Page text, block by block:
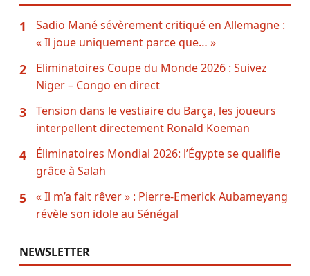
1
Sadio Mané sévèrement critiqué en Allemagne :
« Il joue uniquement parce que… »
2
Eliminatoires Coupe du Monde 2026 : Suivez
Niger – Congo en direct
3
Tension dans le vestiaire du Barça, les joueurs
interpellent directement Ronald Koeman
4
Éliminatoires Mondial 2026: l’Égypte se qualifie
grâce à Salah
5
« Il m’a fait rêver » : Pierre-Emerick Aubameyang
révèle son idole au Sénégal
NEWSLETTER